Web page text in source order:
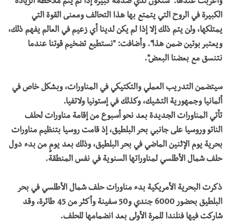
الكبيرة في الروح التي يتمتع بها هذا التحالف ومعنى القوة التي
يمتلكها، ولن يتم ذلك إلا إذا لم يكن لدينا أي زعيم في العالم يفهم ذلك،
ويعتبر بوتين ضمن هذا". وأضافت: "نستطيع تضخيم قوتنا عندما
نتنسق مع بعضنا البعض".
سيتضمن التدريب العملي والتكتيكي في المناورات، وبشكل خاص في
ألمانيا وجمهورية التشيك، وكذلك في إستونيا ولاتفيا.
تأتي المناورات الجديدة بعد نحو أسبوع من إقامة مناورات لحلف
الناتو وروسيا على جانبي بحر البلطيق، إذ قامت روسيا بتنظيم مناورات
بحرية يوم الإثنين الماضي في بحر البلطيق، وذلك بعد يومٍ من بدء دول
حلف شمال الأطلسي لمناوراتها السنوية في نفس المنطقة.
ذكرت البحرية الأمريكية بدء مناورات حلف شمال الأطلسي في بحر
البلطيق بحضور 6000 جندي و50 سفينة وأكثر من 45 طائرة، وقد
شاركت فيها فنلندا للمرة الأولى بعد انضمامها للحلف.